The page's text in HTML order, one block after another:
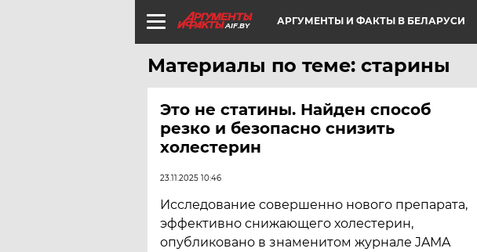
AIF.BY АРГУМЕНТЫ И ФАКТЫ В БЕЛАРУСИ
Материалы по теме: старины
Это не статины. Найден способ
резко и безопасно снизить
холестерин
23.11.2025 10:46
Исследование совершенно нового препарата,
эффективно снижающего холестерин,
опубликовано в знаменитом журнале JAMA